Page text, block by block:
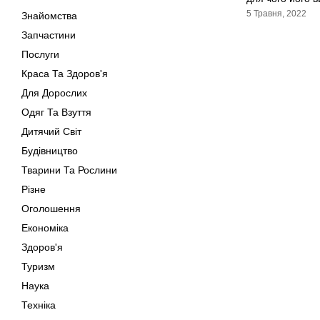
Знайомства
Запчастини
Послуги
Краса Та Здоров'я
Для Дорослих
Одяг Та Взуття
Дитячий Світ
Будівництво
Тварини Та Рослини
Різне
Оголошення
Економіка
Здоров'я
Туризм
Наука
Техніка
5 Травня, 2022